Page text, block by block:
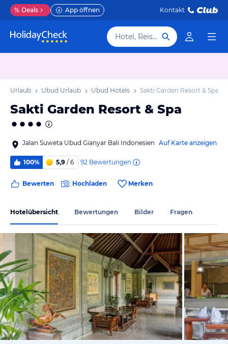
% Deals App öffnen Kontakt
Hotel, Reiseziel
Urlaub Ubud Urlaub Ubud Hotels Sakti Garden Resort & Spa
Sakti Garden Resort & Spa
Jalan Suweta Ubud Gianyar Bali Indonesien Auf Karte anzeigen
100% 5,9 / 6 92 Bewertungen
Bewerten Hochladen Merken
Hotelübersicht Bewertungen Bilder Fragen
von